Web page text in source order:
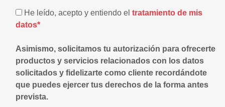
He leído, acepto y entiendo el tratamiento de mis
datos*
Asimismo, solicitamos tu autorización para ofrecerte
productos y servicios relacionados con los datos
solicitados y fidelizarte como cliente recordándote
que puedes ejercer tus derechos de la forma antes
prevista.